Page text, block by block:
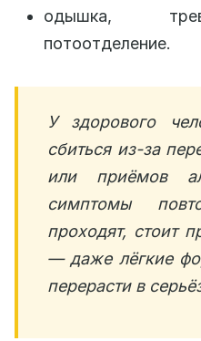
одышка,
потоотделение.
У здорового
сбиться из-за
или приёмов
симптомы
проходят, стоит
— даже лёгкие
перерасти в